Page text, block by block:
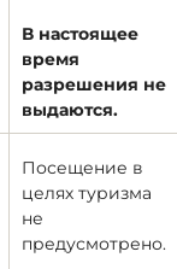
В настоящее
время
разрешения не
выдаются.
Посещение в
целях туризма
не
предусмотрено.